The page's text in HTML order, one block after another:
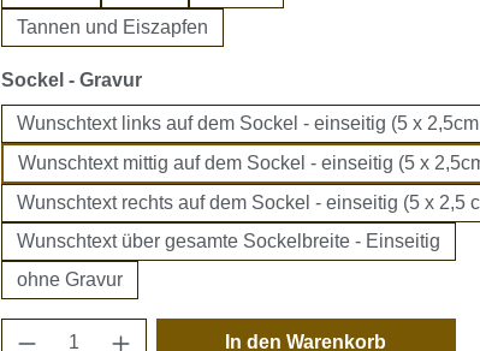
Tannen und Eiszapfen
Sockel - Gravurauswählen
Wunschtext links auf dem Sockel - einseitig (5 x
Wunschtext mittig auf dem Sockel - einseitig (5 x
Wunschtext rechts auf dem Sockel - einseitig (5 x 2,5
Wunschtext über gesamte Sockelbreite - Einseitig
ohne Gravur
Produkt Anzahl: Gib den
In den Warenkorb